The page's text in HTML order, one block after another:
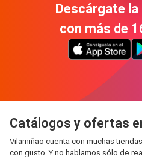
Descárgate
con más de
Catálogos y ofertas
Vilamiñao cuenta con muchas
con gusto. Y no hablamos sólo de